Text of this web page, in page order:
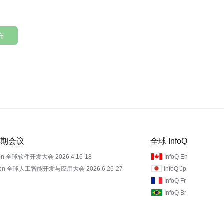
会议
全球软件开发大会 2026.4.16-18
全球人工智能开发与应用大会 2026.6.26-27
全球 InfoQ
InfoQ En
InfoQ Jp
InfoQ Fr
InfoQ Br